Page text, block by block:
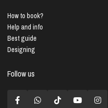
How to book?
Help and info
Best guide
Designing
Follow us